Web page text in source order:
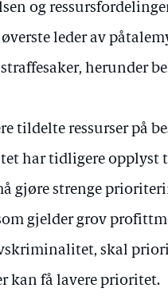
og
leder av
herunder
tildelte ressurser på
har tidligere opplyst
gjøre strenge
gjelder grov
skal
kan få lavere prioritet.